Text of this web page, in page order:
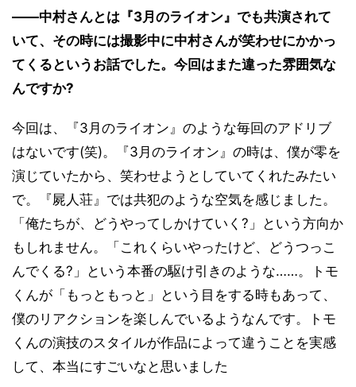
――中村さんとは『3月のライオン』でも共演されて
いて、その時には撮影中に中村さんが笑わせにかかっ
てくるというお話でした。今回はまた違った雰囲気な
んですか?
今回は、『3月のライオン』のような毎回のアドリブ
はないです(笑)。『3月のライオン』の時は、僕が零を
演じていたから、笑わせようとしていてくれたみたい
で。『屍人荘』では共犯のような空気を感じました。
「俺たちが、どうやってしかけていく?」という方向か
もしれません。「これくらいやったけど、どうつっこ
んでくる?」という本番の駆け引きのような……。トモ
くんが「もっともっと」という目をする時もあって、
僕のリアクションを楽しんでいるようなんです。トモ
くんの演技のスタイルが作品によって違うことを実感
して、本当にすごいなと思いました